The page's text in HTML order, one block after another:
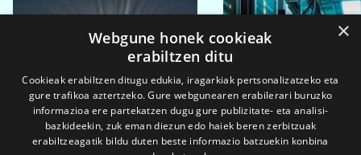
×
Webgune honek cookieak
erabiltzen ditu
Cookieak erabiltzen ditugu edukia, iragarkiak pertsonalizatzeko eta
gure trafikoa aztertzeko. Gure webgunearen erabilerari buruzko
informazioa ere partekatzen dugu gure publizitate- eta analisi-
bazkideekin, zuk eman diezun edo haiek beren zerbitzuak
erabiltzeagatik bildu duten beste informazio batzuekin konbina